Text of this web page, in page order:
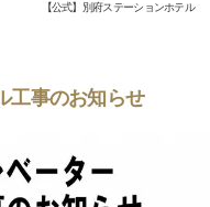
【公式】別府ステーションホテル
工事のお知らせ